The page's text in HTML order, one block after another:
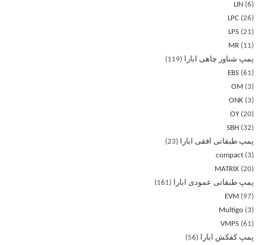
LIN
6
LPC 26
LPS 21
MR
11
پمپ شناور چاهی ابارا
119
EBS 61
OM
3
ONK 3
OY 20
SBH
32
پمپ طبقاتی افقی ابارا
23
compact 3
MATRIX 20
پمپ طبقاتی عمودی ابارا
161
EVM
97
Multigo 3
VMPS 61
پمپ کفکش ابارا
56